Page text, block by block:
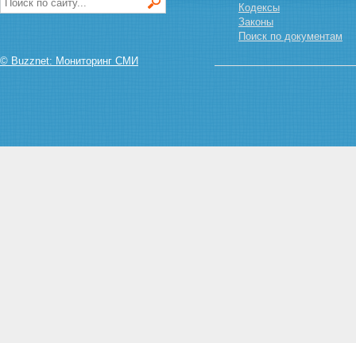
© Buzznet: Мониторинг СМИ
Кодексы
Законы
Поиск по документам